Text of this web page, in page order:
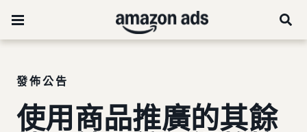
發佈公告
使用商品推廣的其餘